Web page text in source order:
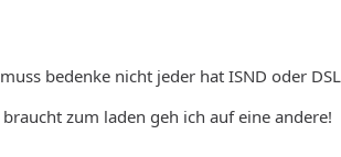
bedenke nicht jeder hat ISND oder DSL
zum laden geh ich auf eine andere!